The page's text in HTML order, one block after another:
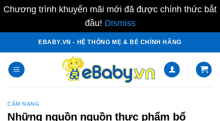
Chương trình khuyến mãi mới đã được chính thức bắt
đầu! Dismiss
content
EBABY.VN - HỆ THỐNG MẸ & BÉ CHÍNH HÃNG
CẨM NANG
Những nguồn nguồn thực phẩm bổ